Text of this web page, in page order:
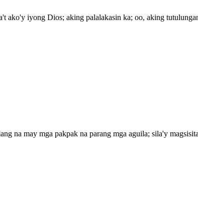
ako'y iyong Dios; aking palalakasin ka; oo, aking
na may mga pakpak na parang mga aguila; sila'y